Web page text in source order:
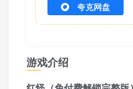
夸克网盘
游戏介绍